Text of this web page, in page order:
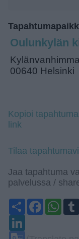
Oulunkylän
00640 Helsinki
Kopioi
link
Tilaa
Jaa tapahtuma
palvelussa /
Share